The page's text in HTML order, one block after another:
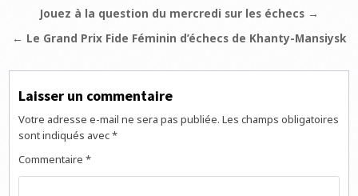
Navigation
de
Jouez à la question du mercredi sur les échecs →
← Le Grand Prix Fide Féminin d’échecs de Khanty-Mansiysk
Laisser un commentaire
Votre adresse e-mail ne sera pas publiée. Les champs obligatoires
sont indiqués avec*
Commentaire*